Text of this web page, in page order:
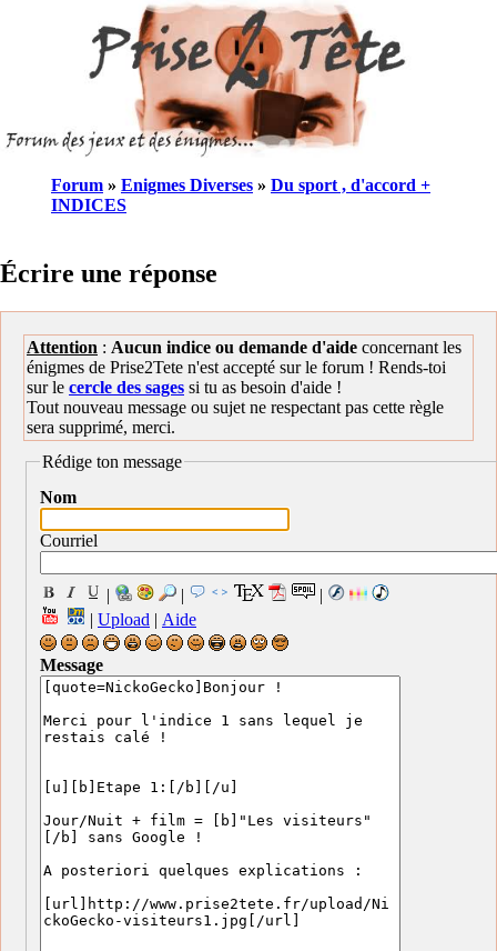
Forum » Enigmes Diverses » Du sport , d'accord +
INDICES
Écrire une réponse
Attention : Aucun indice ou demande d'aide concernant les
énigmes de Prise2Tete n'est accepté sur le forum ! Rends-toi
sur le cercle des sages si tu as besoin d'aide !
Tout nouveau message ou sujet ne respectant pas cette règle
sera supprimé, merci.
Rédige ton message
Nom
Courriel
| |
|
| Upload | Aide
Message